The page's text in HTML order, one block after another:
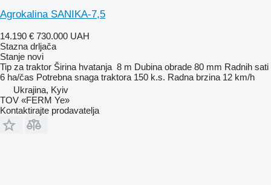
Agrokalina SANIKA-7,5
14.190 € 730.000 UAH
Stazna drljača
Stanje novi
Tip za traktor Širina hvatanja 8 m Dubina obrade 80 mm Radnih sati
6 ha/čas Potrebna snaga traktora 150 k.s. Radna brzina 12 km/h
Ukrajina, Kyiv
TOV «FERM Ye»
Kontaktirajte prodavatelja